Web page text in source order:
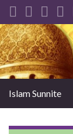
Islam Sunnite